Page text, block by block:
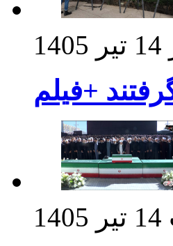
14 تیر 1405
+فیلم
14 تیر 1405